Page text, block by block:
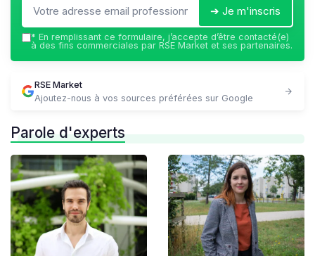
➔ Je m'inscris
* En remplissant ce formulaire, j’accepte d’être contacté(e)
à des fins commerciales par RSE Market et ses partenaires.
RSE Market
Ajoutez-nous à vos sources préférées sur Google
Parole d'experts